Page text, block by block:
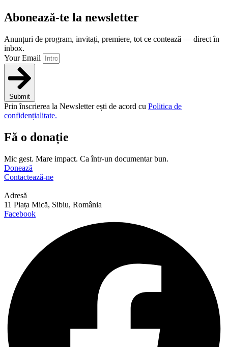
Abonează-te la newsletter
Anunțuri de program, invitați, premiere, tot ce contează — direct în
inbox.
Your Email
Submit
Prin înscrierea la Newsletter ești de acord cu Politica de
confidențialitate.
Fă o donație
Mic gest. Mare impact. Ca într-un documentar bun.
Donează
Contactează-ne
Adresă
11 Piața Mică, Sibiu, România
Facebook